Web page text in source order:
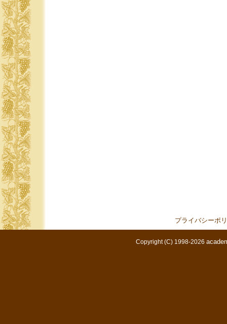
プライバシーポ
Copyright (C) 1998-2026